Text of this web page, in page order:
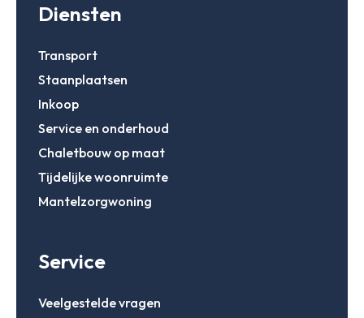
Diensten
Transport
Staanplaatsen
Inkoop
Service en onderhoud
Chaletbouw op maat
Tijdelijke woonruimte
Mantelzorgwoning
Service
Veelgestelde vragen